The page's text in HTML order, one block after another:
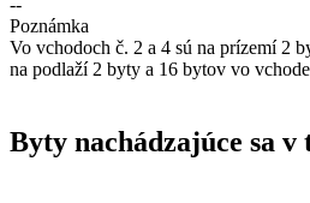
--
Poznámka
Vo vchodoch č. 2 a 4 sú na prízemí 2
na podlaží 2 byty a 16 bytov vo
Byty nachádzajúce sa v